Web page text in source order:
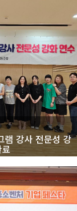
램 강사 전문성 강